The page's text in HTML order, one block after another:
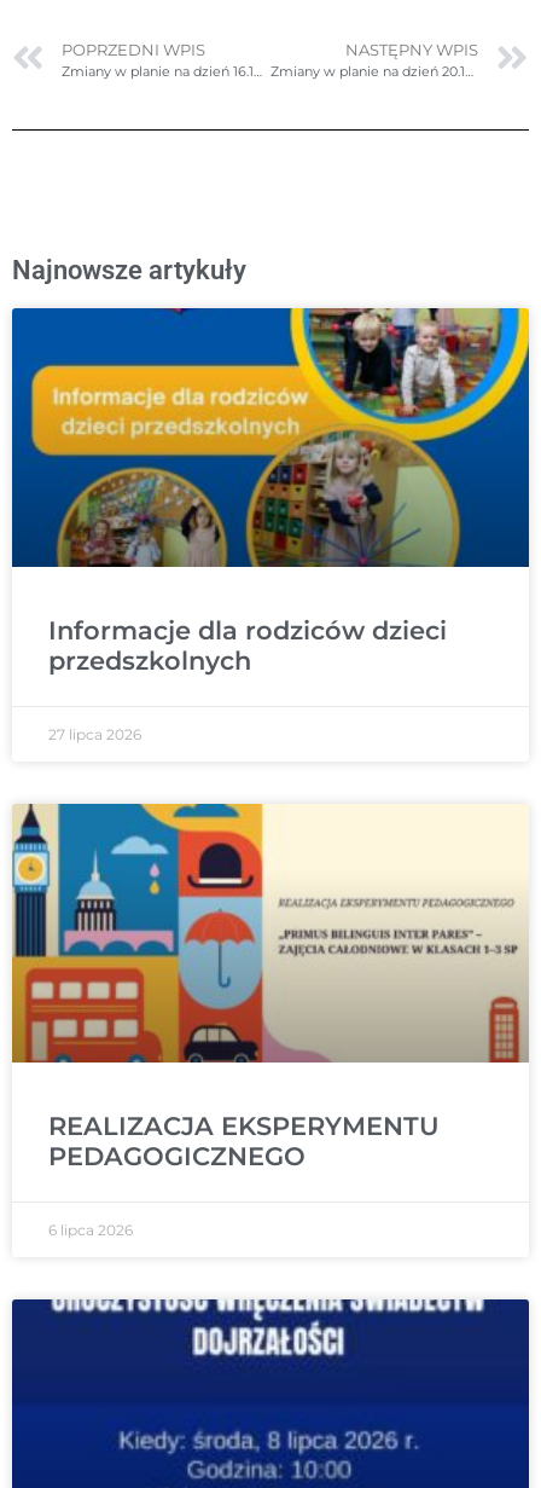
POPRZEDNI WPIS
Zmiany w planie na dzień 16.10.2025r. (czwartek)
NASTĘPNY WPIS
Zmiany w planie na dzień 20.10.2025r. (poniedziałek)
Najnowsze artykuły
Informacje dla rodziców dzieci
przedszkolnych
27 lipca 2026
REALIZACJA EKSPERYMENTU
PEDAGOGICZNEGO
6 lipca 2026